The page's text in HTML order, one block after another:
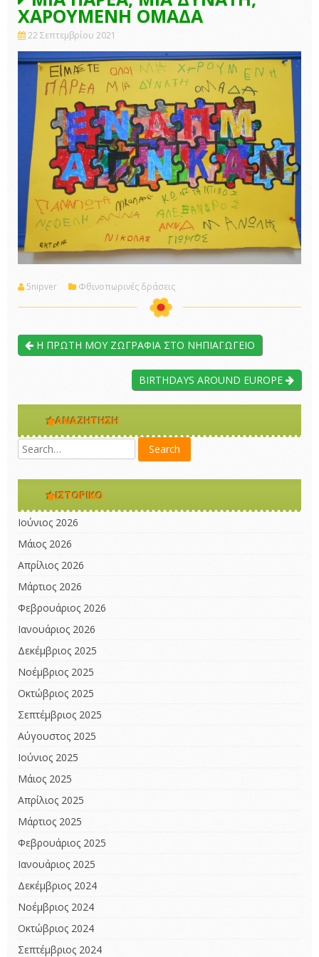
ΧΑΡΟΥΜΕΝΗ ΟΜΑΔΑ
22 Σεπτεμβρίου 2021
5nipver Φθινοπωρινές δράσεις
Η ΠΡΩΤΗ ΜΟΥ ΖΩΓΡΑΦΙΑ ΣΤΟ ΝΗΠΙΑΓΩΓΕΙΟ
BIRTHDAYS AROUND EUROPE
ΑΝΑΖΉΤΗΣΗ
ΙΣΤΟΡΙΚΌ
Ιούνιος 2026
Μάιος 2026
Απρίλιος 2026
Μάρτιος 2026
Φεβρουάριος 2026
Ιανουάριος 2026
Δεκέμβριος 2025
Νοέμβριος 2025
Οκτώβριος 2025
Σεπτέμβριος 2025
Αύγουστος 2025
Ιούνιος 2025
Μάιος 2025
Απρίλιος 2025
Μάρτιος 2025
Φεβρουάριος 2025
Ιανουάριος 2025
Δεκέμβριος 2024
Νοέμβριος 2024
Οκτώβριος 2024
Σεπτέμβριος 2024